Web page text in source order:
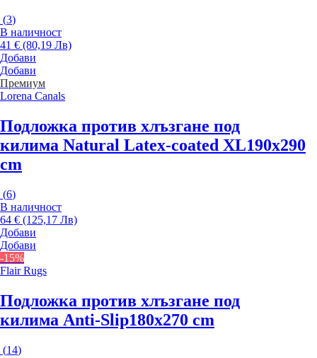
(3)
В наличност
41 € (80,19 Лв)
Добави
Добави
Премиум
Lorena Canals
Подложка против хлъзгане под
килима Natural Latex-coated XL190x290
cm
(6)
В наличност
64 € (125,17 Лв)
Добави
Добави
-15%
Flair Rugs
Подложка против хлъзгане под
килима Anti-Slip180x270 cm
(14)